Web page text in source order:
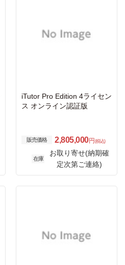
iTutor Pro Edition 4ライセン
ス オンライン認証版
販売価格 2,805,000円 (税込)
在庫
お取り寄せ(納期確
定次第ご連絡)